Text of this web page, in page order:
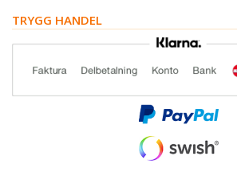
TRYGG HANDEL